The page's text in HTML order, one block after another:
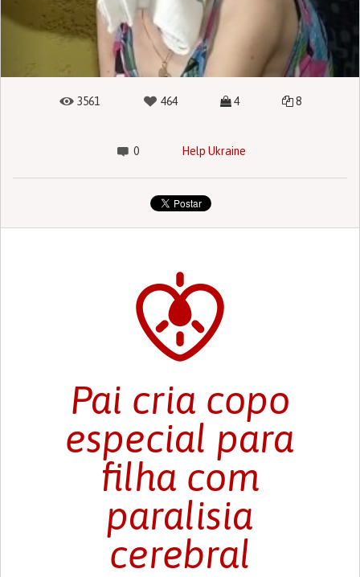
3561 464 4 8
0 Help Ukraine
Pai cria copo
especial para
filha com
paralisia
cerebral